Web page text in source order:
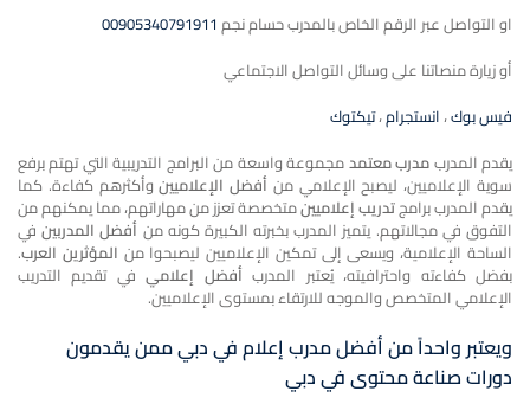
او التواصل عبر الرقم الخاص بالمدرب حسام نجم 00905340791911
أو زيارة منصاتنا على وسائل التواصل الاجتماعي
فيس بوك،انستجرام،تيكتوك
يقدم المدربمدرب معتمدمجموعة واسعة من البرامج التدريبية التي تهتم برفع
سوية الإعلاميين، ليصبح الإعلامي من أفضل الإعلاميينوأكثرهم كفاءة. كما
يقدم المدرب برامجتدريب إعلاميينمتخصصة تعزز من مهاراتهم، مما يمكنهم من
التفوق في مجالاتهم. يتميز المدرب بخبرته الكبيرة كونه من أفضل المدربينفي
الساحة الإعلامية، ويسعى إلى تمكين الإعلاميين ليصبحوا من المؤثرين العرب.
بفضل كفاءته واحترافيته، يُعتبر المدرب أفضل إعلاميفي تقديم التدريب
الإعلامي المتخصص والموجه للارتقاء بمستوى الإعلاميين.
ويعتبر واحداً من أفضل مدرب إعلام في دبي ممن يقدمون
دورات صناعة محتوى في دبي